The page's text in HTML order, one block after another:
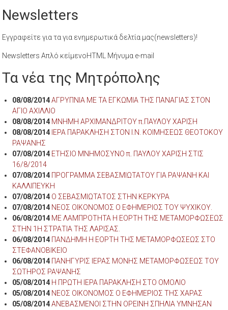
Newsletters
Εγγραφείτε για τα για ενημερωτικά δελτία μας(newsletters)!
Newsletters Απλό κείμενοHTML Μήνυμα e-mail
Τα νέα της Μητρόπολης
08/08/2014 ΑΓΡΥΠΝΙΑ ΜΕ ΤΑ ΕΓΚΩΜΙΑ ΤΗΣ ΠΑΝΑΓΙΑΣ ΣΤΟΝ
ΑΓΙΟ ΑΧΙΛΛΙΟ
08/08/2014 ΜΝΗΜΗ ΑΡΧΙΜΑΝΔΡΙΤΟΥ π.ΠΑΥΛΟΥ ΧΑΡΙΣΗ
08/08/2014 ΙΕΡΑ ΠΑΡΑΚΛΗΣΗ ΣΤΟΝ Ι.Ν. ΚΟΙΜΗΣΕΩΣ ΘΕΟΤΟΚΟΥ
ΡΑΨΑΝΗΣ
07/08/2014 ΕΤΗΣΙΟ ΜΝΗΜΟΣΥΝΟ π. ΠΑΥΛΟΥ ΧΑΡΙΣΗ ΣΤΙΣ
16/8/2014
07/08/2014 ΠΡΟΓΡΑΜΜΑ ΣΕΒΑΣΜΙΩΤΑΤΟΥ ΓΙΑ ΡΑΨΑΝΗ ΚΑΙ
ΚΑΛΛΙΠΕΥΚΗ
07/08/2014 Ο ΣΕΒΑΣΜΙΩΤΑΤΟΣ ΣΤΗΝ ΚΕΡΚΥΡΑ
07/08/2014 ΝΕΟΣ ΟΙΚΟΝΟΜΟΣ Ο ΕΦΗΜΕΡΙΟΣ ΤΟΥ ΨΥΧΙΚΟΥ.
06/08/2014 ΜΕ ΛΑΜΠΡΟΤΗΤΑ Η ΕΟΡΤΗ ΤΗΣ ΜΕΤΑΜΟΡΦΩΣΕΩΣ
ΣΤΗΝ 1Η ΣΤΡΑΤΙΑ ΤΗΣ ΛΑΡΙΣΑΣ.
06/08/2014 ΠΑΝΔΗΜΗ Η ΕΟΡΤΗ ΤΗΣ ΜΕΤΑΜΟΡΦΩΣΕΩΣ ΣΤΟ
ΣΤΕΦΑΝΟΒΙΚΕΙΟ
06/08/2014 ΠΑΝΗΓΥΡΙΣ ΙΕΡΑΣ ΜΟΝΗΣ ΜΕΤΑΜΟΡΦΩΣΕΩΣ ΤΟΥ
ΣΩΤΗΡΟΣ ΡΑΨΑΝΗΣ
05/08/2014 Η ΠΡΩΤΗ ΙΕΡΑ ΠΑΡΑΚΛΗΣΗ ΣΤΟ ΟΜΟΛΙΟ
05/08/2014 ΝΕΟΣ ΟΙΚΟΝΟΜΟΣ Ο ΕΦΗΜΕΡΙΟΣ ΤΗΣ ΧΑΡΑΣ
05/08/2014 ΑΝΕΒΑΣΜΕΝΟΙ ΣΤΗΝ ΟΡΕΙΝΗ ΣΠΗΛΙΑ ΥΜΝΗΣΑΝ